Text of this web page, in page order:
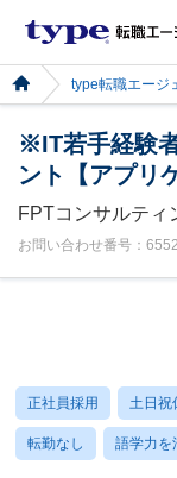
type転職エージ
※IT若手経験
ント【アプリ
FPTコンサルティ
お問い合わせ番号：
正社員採用 土日祝
転勤なし 語学力を